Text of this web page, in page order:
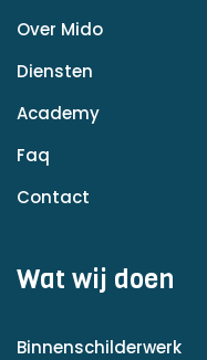
Over Mido
Diensten
Academy
Faq
Contact
Wat wij doen
Binnenschilderwerk